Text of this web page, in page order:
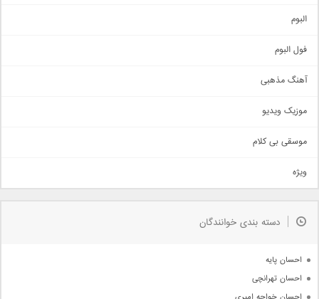
اجتماعی
حماسی
سنتی
اهنگ بندرعباسی
دمو
مذهبی
جدیدترین ها
البوم
فول البوم
آهنگ مذهبی
موزیک ویدیو
موسقی بی کلام
ویژه
دسته بندی خوانندگان
احسان پایه
احسان تهرانچی